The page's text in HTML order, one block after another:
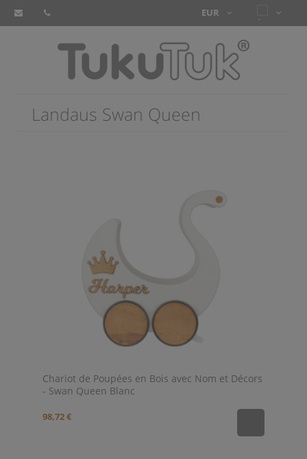
Landaus Swan Queen
Chariot de Poupées en Bois avec Nom et Décors
- Swan Queen Blanc
98,72 €